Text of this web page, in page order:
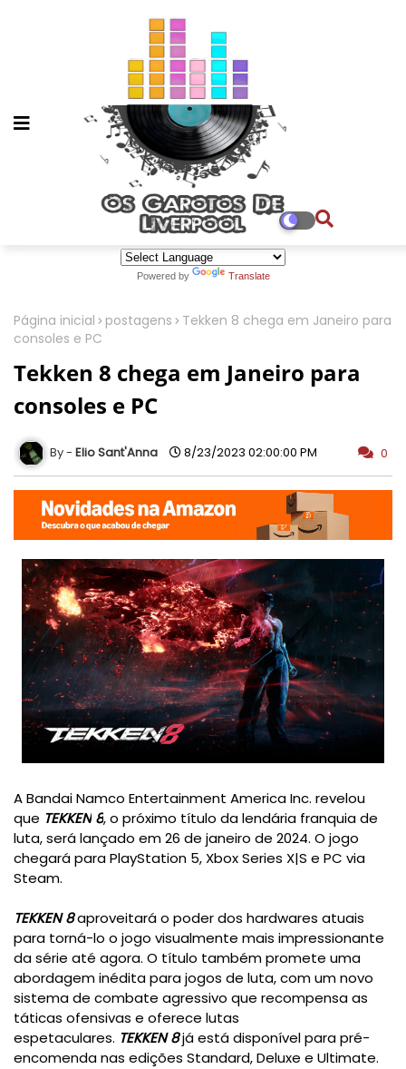
Powered by Translate
Página inicial postagens
Tekken 8 chega em Janeiro para
consoles e PC
Tekken 8 chega em Janeiro para
consoles e PC
Elio Sant'Anna 8/23/2023 02:00:00 PM 0
A Bandai Namco Entertainment America Inc. revelou
que TEKKEN 8, o próximo título da lendária franquia de
luta, será lançado em 26 de janeiro de 2024. O jogo
chegará para PlayStation 5, Xbox Series X|S e PC via
Steam.
TEKKEN 8aproveitará o poder dos hardwares atuais
para torná-lo o jogo visualmente mais impressionante
da série até agora. O título também promete uma
abordagem inédita para jogos de luta, com um novo
sistema de combate agressivo que recompensa as
táticas ofensivas e oferece lutas
espetaculares. TEKKEN 8já está disponível para pré-
encomenda nas edições Standard, Deluxe e Ultimate.